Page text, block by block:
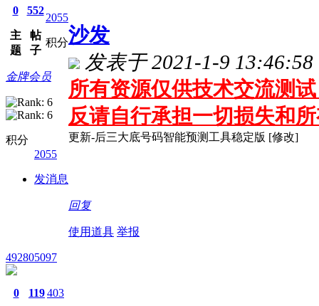
0
主
题
552
帖
子
2055
积分
金牌会员
积分
2055
发消息
沙发
发表于 2021-1-9 13:46:58
所有资源仅供技术交流测
反请自行承担一切损失和
更新-后三大底号码智能预测工具稳定版 [修改]
回复
使用道具 举报
492805097
0 119403